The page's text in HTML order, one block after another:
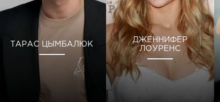
ТАРАС ЦЫМБАЛЮК
ДЖЕННИФЕР
ЛОУРЕНС